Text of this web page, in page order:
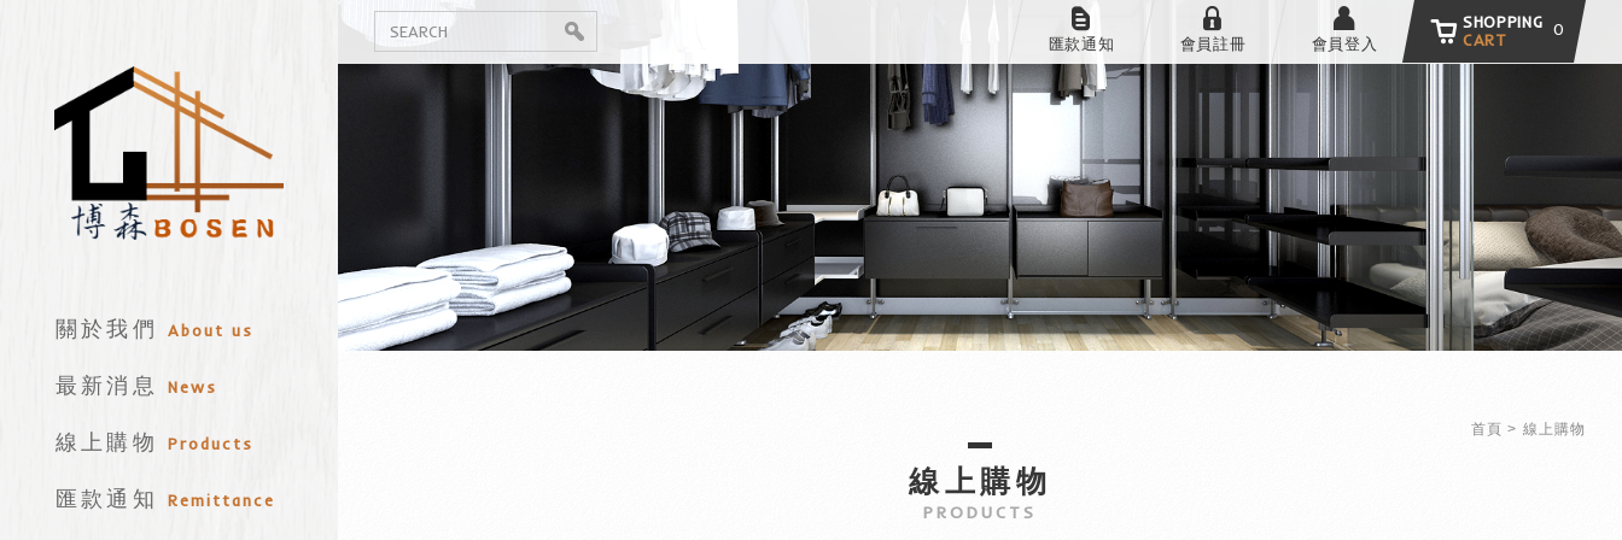
關於我們About us
最新消息News
線上購物Products
匯款通知Remittance
匯款通知 會員註冊 會員登入
SHOPPING
CART
0
首頁 線上購物
線上購物
PRODUCTS